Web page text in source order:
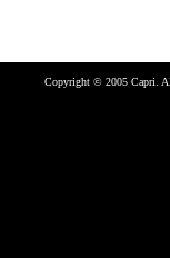
Copyright © 2005 Capri.